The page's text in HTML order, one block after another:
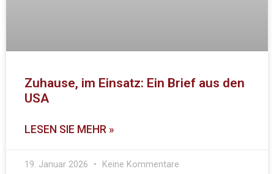
Zuhause, im Einsatz: Ein Brief aus den
USA
LESEN SIE MEHR »
19. Januar 2026 Keine Kommentare